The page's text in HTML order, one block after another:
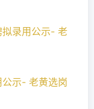
拟录用公示- 老
示- 老黄选岗